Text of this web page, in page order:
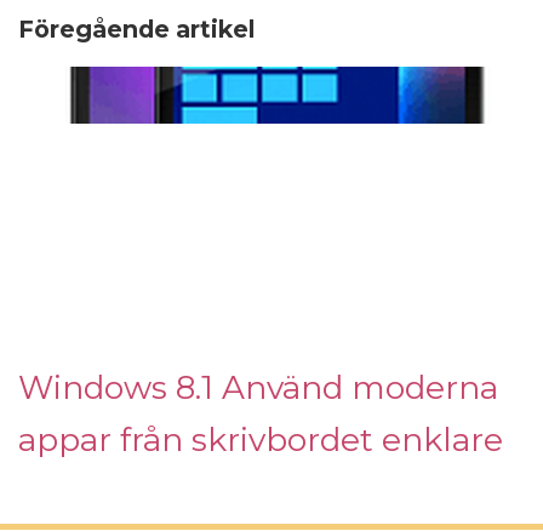
Föregående artikel
Windows 8.1 Använd moderna
appar från skrivbordet enklare